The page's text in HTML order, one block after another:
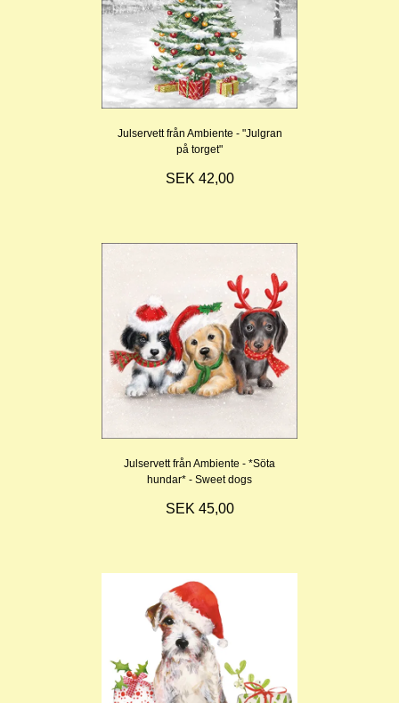
Julservett från Ambiente - "Julgran
på torget"
SEK 42,00
Julservett från Ambiente - *Söta
hundar* - Sweet dogs
SEK 45,00